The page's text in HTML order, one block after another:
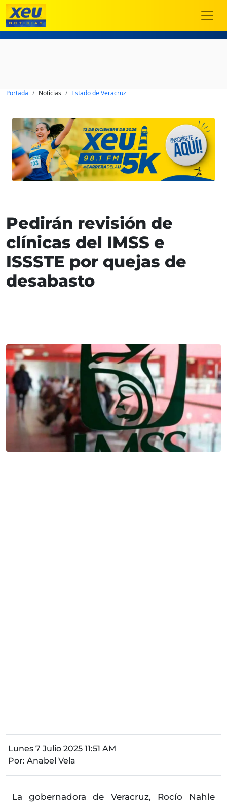
Portada Noticias Estado de Veracruz
Pedirán revisión de
clínicas del IMSS e
ISSSTE por quejas de
desabasto
Lunes 7 Julio 2025 11:51 AM
Por: Anabel Vela
La gobernadora de Veracruz, Rocío Nahle